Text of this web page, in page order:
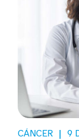
CÁNCER 9